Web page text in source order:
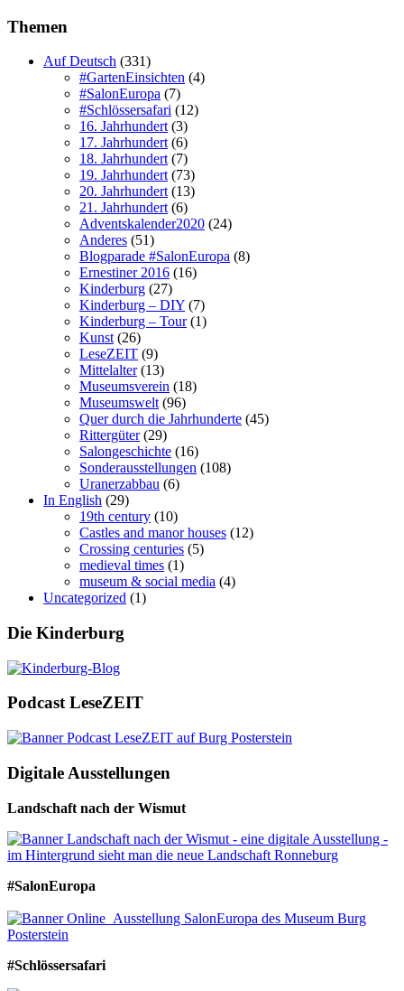
Themen
Auf Deutsch (331)
#GartenEinsichten (4)
#SalonEuropa (7)
#Schlössersafari (12)
16. Jahrhundert (3)
17. Jahrhundert (6)
18. Jahrhundert (7)
19. Jahrhundert (73)
20. Jahrhundert (13)
21. Jahrhundert (6)
Adventskalender2020 (24)
Anderes (51)
Blogparade #SalonEuropa (8)
Ernestiner 2016 (16)
Kinderburg (27)
Kinderburg – DIY (7)
Kinderburg – Tour(1)
Kunst (26)
LeseZEIT (9)
Mittelalter(13)
Museumsverein (18)
Museumswelt (96)
Quer durch die Jahrhunderte (45)
Rittergüter(29)
Salongeschichte (16)
Sonderausstellungen (108)
Uranerzabbau (6)
In English (29)
19th century (10)
Castles and manor houses (12)
Crossing centuries (5)
medieval times (1)
museum & social media (4)
Uncategorized (1)
Die Kinderburg
Podcast LeseZEIT
Digitale Ausstellungen
Landschaft nach der Wismut
#SalonEuropa
#Schlössersafari